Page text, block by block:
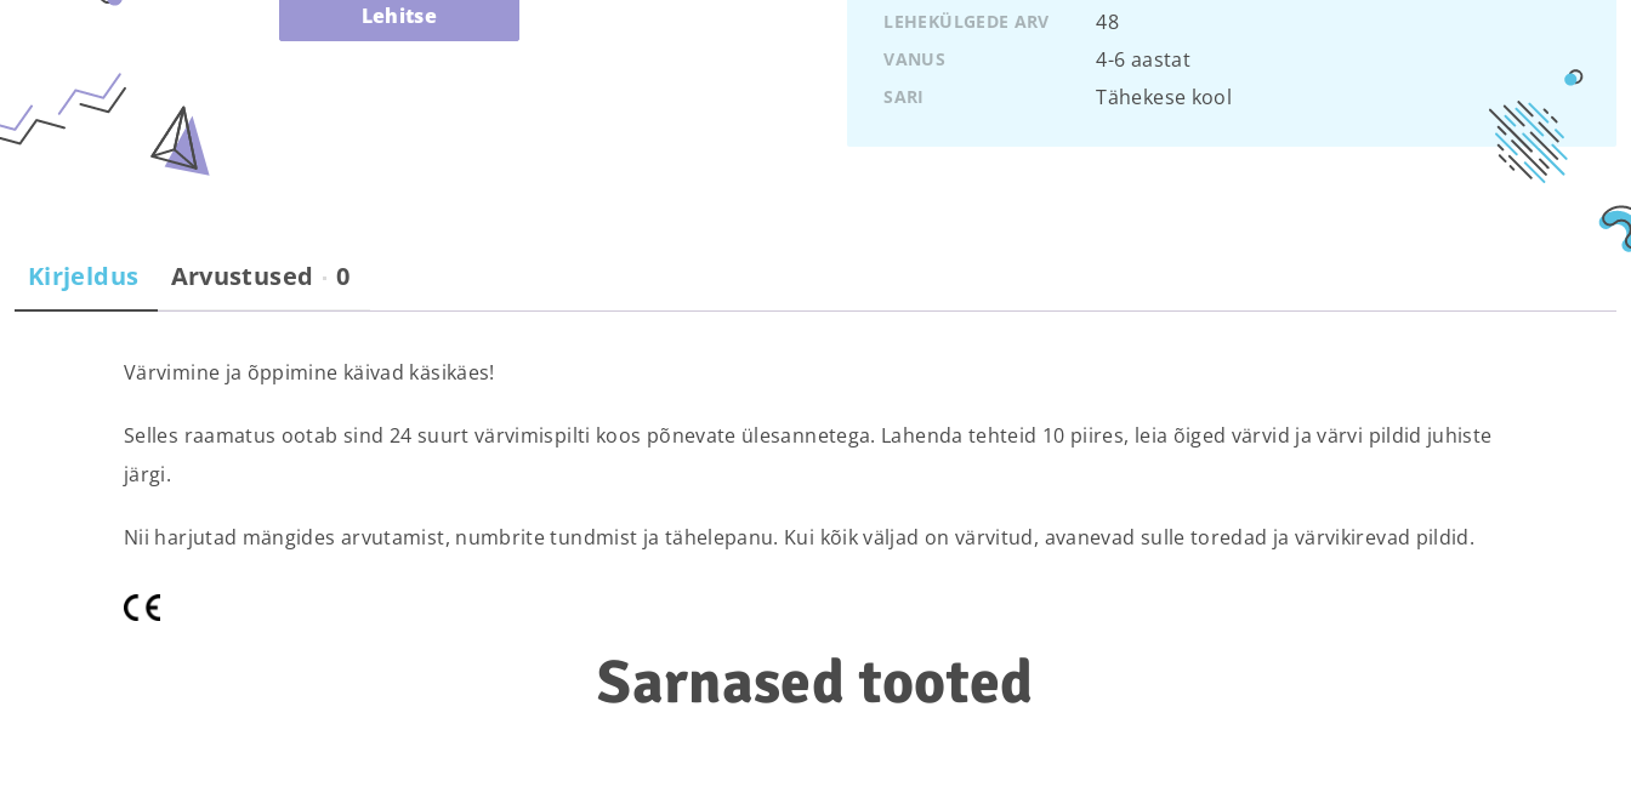
Lehitse LEHEKÜLGEDE ARV 48
VANUS 4-6 aastat
SARI Tähekese kool
Kirjeldus Arvustused 0
Värvimine ja õppimine käivad käsikäes!
Selles raamatus ootab sind 24 suurt värvimispilti koos põnevate ülesannetega. Lahenda tehteid 10 piires, leia õiged värvid ja värvi pildid juhiste
järgi.
Nii harjutad mängides arvutamist, numbrite tundmist ja tähelepanu. Kui kõik väljad on värvitud, avanevad sulle toredad ja värvikirevad pildid.
Sarnased tooted